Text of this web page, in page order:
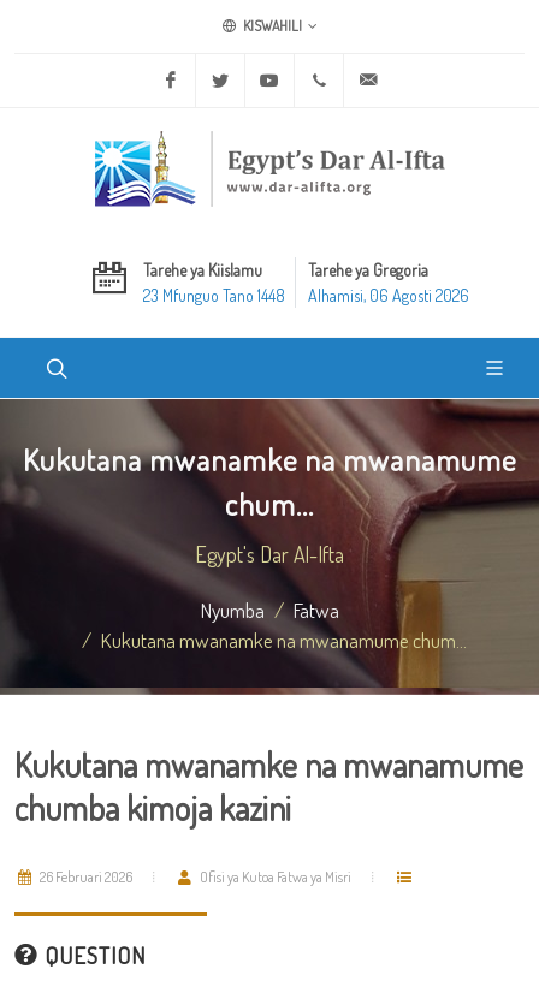
KISWAHILI
Facebook Twitter Youtube +20 2 25970400
Tarehe ya Kiislamu
23 Mfunguo Tano 1448
Tarehe ya Gregoria
Alhamisi, 06 Agosti 2026
Kukutana mwanamke na mwanamume
chum...
Egypt's Dar Al-Ifta
Nyumba
Fatwa
Kukutana mwanamke na mwanamume chum...
Kukutana mwanamke na mwanamume
chumba kimoja kazini
26 Februari 2026 Ofisi ya Kutoa Fatwa ya Misri
QUESTION